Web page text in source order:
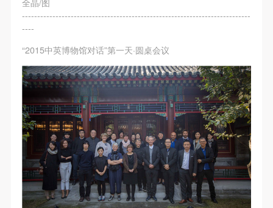
---------------------------------------------------------------------------
----
“2015中英博物馆对话”第一天·圆桌会议